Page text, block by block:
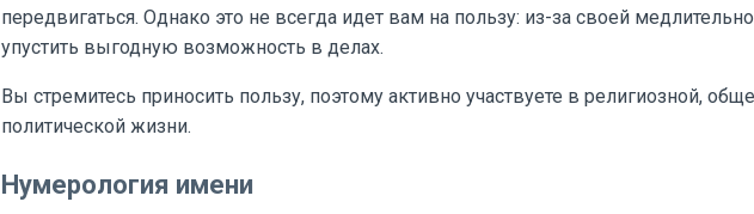
передвигаться. Однако это не всегда идет вам на пользу: из-за своей
упустить выгодную возможность в делах.
Вы стремитесь приносить пользу, поэтому активно участвуете в религиозной,
политической жизни.
Нумерология имени